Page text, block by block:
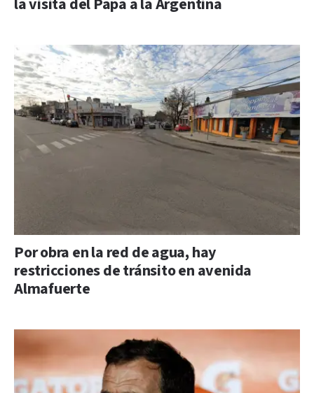
la visita del Papa a la Argentina
Por obra en la red de agua, hay
restricciones de tránsito en avenida
Almafuerte